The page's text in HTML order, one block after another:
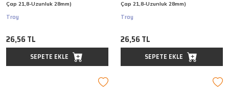
Çap 21,8-Uzunluk 28mm)
Troy
26,56 TL
SEPETE EKLE
Çap 21,8-Uzunluk 28mm)
Troy
26,56 TL
SEPETE EKLE